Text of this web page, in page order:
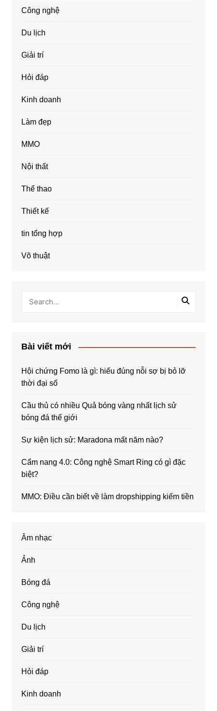
Công nghệ
Du lịch
Giải trí
Hỏi đáp
Kinh doanh
Làm đẹp
MMO
Nội thất
Thể thao
Thiết kế
tin tổng hợp
Võ thuật
Bài viết mới
Hội chứng Fomo là gì: hiểu đúng nỗi sợ bị bỏ lỡ
thời đại số
Cầu thủ có nhiều Quả bóng vàng nhất lịch sử
bóng đá thế giới
Sự kiện lịch sử: Maradona mất năm nào?
Cẩm nang 4.0: Công nghệ Smart Ring có gì đặc
biệt?
MMO: Điều cần biết về làm dropshipping kiếm tiền
Âm nhạc
Ảnh
Bóng đá
Công nghệ
Du lịch
Giải trí
Hỏi đáp
Kinh doanh